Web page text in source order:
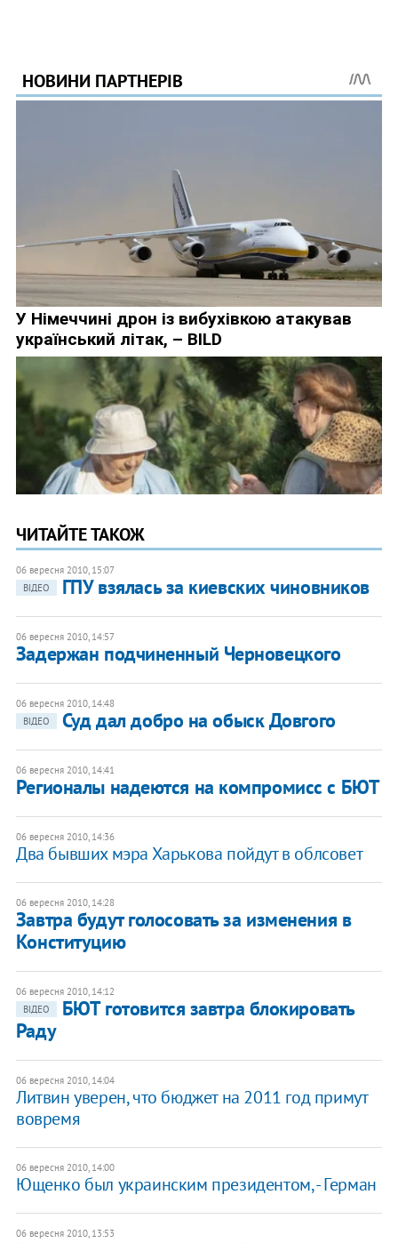
ЧИТАЙТЕ ТАКОЖ
06 вересня 2010, 15:07
ВІДЕО
ГПУ взялась за киевских чиновников
06 вересня 2010, 14:57
Задержан подчиненный Черновецкого
06 вересня 2010, 14:48
ВІДЕО
Суд дал добро на обыск Довгого
06 вересня 2010, 14:41
Регионалы надеются на компромисс с БЮТ
06 вересня 2010, 14:36
Два бывших мэра Харькова пойдут в облсовет
06 вересня 2010, 14:28
Завтра будут голосовать за изменения в
Конституцию
06 вересня 2010, 14:12
ВІДЕО
БЮТ готовится завтра блокировать
Раду
06 вересня 2010, 14:04
Литвин уверен, что бюджет на 2011 год примут
вовремя
06 вересня 2010, 14:00
Ющенко был украинским президентом, - Герман
06 вересня 2010, 13:53